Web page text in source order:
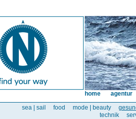
sea | sail food mode | beauty
technik
home agentur